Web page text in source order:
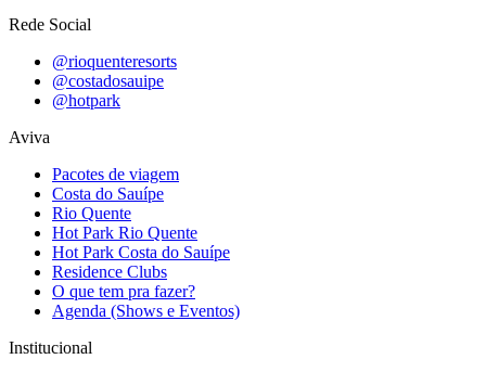
Rede Social
@rioquenteresorts
@costadosauipe
@hotpark
Aviva
Pacotes de viagem
Costa do Sauípe
Rio Quente
Hot Park Rio Quente
Hot Park Costa do Sauípe
Residence Clubs
O que tem pra fazer?
Agenda (Shows e Eventos)
Institucional